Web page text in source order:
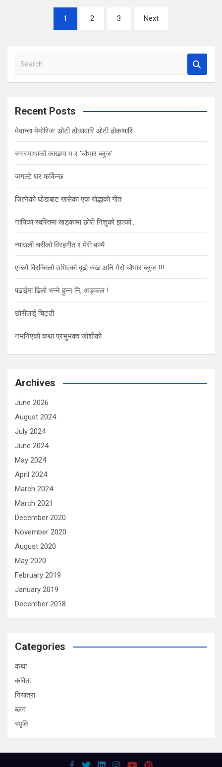
navigation
1 2 3 Next
a
c
Recent Posts
मेदान्ता मेमोरिज: ओटी ढोकावारि ओटी ढोकापारि
सगरमाथाको काखमा म र ‘चोभार ब्लुज’
जगल्टे घर फर्किन्छ
जित्नेको घोडाबाट खसेका एक योद्धाको गीत
नायिका स्वस्तिमा खड्कामा छोरी निशुको झल्को…
न्याउली चरीको विरहगीत र मेरी बज्यै
एक्लो विरक्तिलो उभिएको बूढो रुख अनि मेरो चोभार ब्लुज !!!
पढाईमा ढिलो भन्ने हुन्न नि, अङ्कल !
छोरीलाई चिट्ठी
नभनिएको कथा प्रभुभक्त जोशीको
Archives
June 2026
August 2024
July 2024
June 2024
May 2024
April 2024
March 2024
March 2021
December 2020
November 2020
August 2020
May 2020
February 2019
January 2019
December 2018
Categories
कथा
कविता
नियात्रा
ब्लग
स्मृति